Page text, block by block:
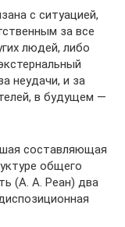
с ситуацией,
за все
людей, либо
неудачи, и за
в будущем —
составляющая
общего
(А. А. Реан) два